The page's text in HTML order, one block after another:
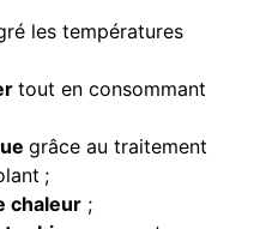
les températures
tout en consommant
grâce au traitement
;
chaleur ;